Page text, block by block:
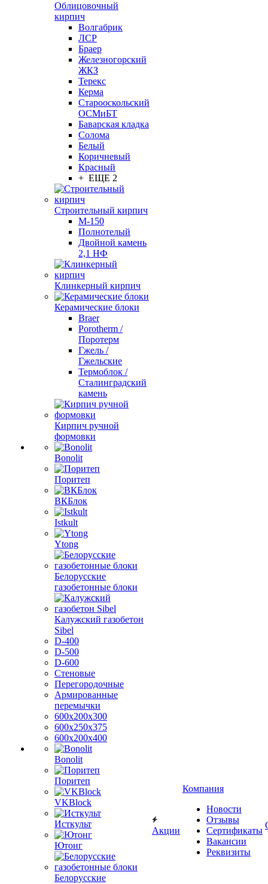
Облицовочный
кирпич
Волгабрик
ЛСР
Браер
Железногорский
ЖКЗ
Терекс
Керма
Старооскольский
ОСМиБТ
Баварская кладка
Солома
Белый
Коричневый
Красный
+ ЕЩЕ 2
Строительный кирпич
М-150
Полнотелый
Двойной камень
2,1 НФ
Клинкерный кирпич
Керамические блоки
Braer
Porotherm /
Поротерм
Гжель /
Гжельские
Термоблок /
Сталинградский
камень
Кирпич ручной
формовки
Bonolit
Поритеп
ВКБлок
Istkult
Ytong
Белорусские
газобетонные блоки
Калужский газобетон
Sibel
D-400
D-500
D-600
Стеновые
Перегородочные
Армированные
перемычки
600х200х300
600х250х375
600х200х400
Bonolit
Поритеп
VKBlock
Исткульт
Ютонг
Белорусские
Акции
Компания
Новости
Отзывы
Сертификаты
Вакансии
Реквизиты